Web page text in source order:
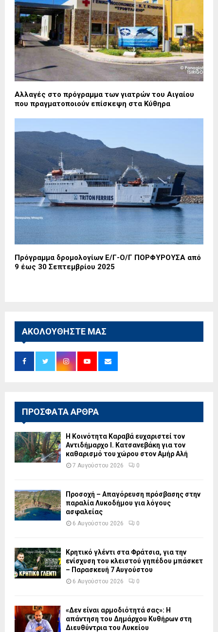
Αλλαγές στο πρόγραμμα των γιατρών του Αιγαίου
που πραγματοποιούν επίσκεψη στα Κύθηρα
Πρόγραμμα δρομολογίων Ε/Γ-Ο/Γ ΠΟΡΦΥΡΟΥΣΑ από
9 έως 30 Σεπτεμβρίου 2025
ΑΚΟΛΟΥΘΗΣΤΕ ΜΑΣ
ΠΡΟΣΦΑΤΑ ΑΡΘΡΑ
Η Κοινότητα Καραβά ευχαριστεί τον
Αντιδήμαρχο Ι. Κατσανεβάκη για τον
καθαρισμό του χώρου στον Αμήρ Αλή
7 Αυγούστου 2026 0
Προσοχή – Απαγόρευση πρόσβασης στην
παραλία Λυκοδήμου για λόγους
ασφαλείας
6 Αυγούστου 2026 0
Κρητικό γλέντι στα Φράτσια, για την
ενίσχυση του κλειστού γηπέδου μπάσκετ
– Παρασκευή 7 Αυγούστου
6 Αυγούστου 2026 0
«Δεν είναι αρμοδιότητά σας»: Η
απάντηση του Δημάρχου Κυθήρων στη
Διευθύντρια του Λυκείου